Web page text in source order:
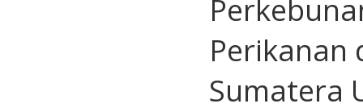
Perikanan
Sumatera